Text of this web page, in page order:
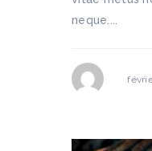
neque....